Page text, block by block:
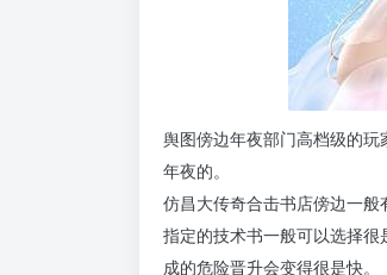
舆图傍边年夜部门高档级的
年夜的。
仿昌大传奇合击书店傍边一
指定的技术书一般可以选择
成的危险晋升会变得很是快。